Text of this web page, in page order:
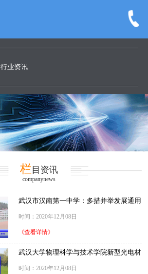
行业资讯
栏目资讯
companynews
武汉市汉南第一中学：多措并举发展通用
时间：2020年12月08日
《查看详情》
武汉大学物理科学与技术学院新型光电材
时间：2020年12月08日